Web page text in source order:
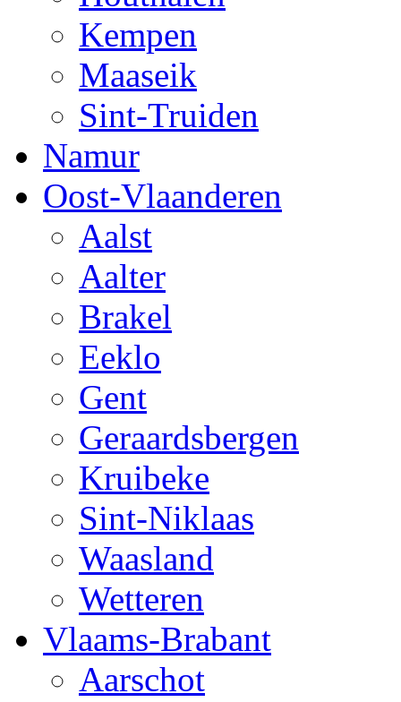
Kempen
Maaseik
Sint-Truiden
Namur
Oost-Vlaanderen
Aalst
Aalter
Brakel
Eeklo
Gent
Geraardsbergen
Kruibeke
Sint-Niklaas
Waasland
Wetteren
Vlaams-Brabant
Aarschot